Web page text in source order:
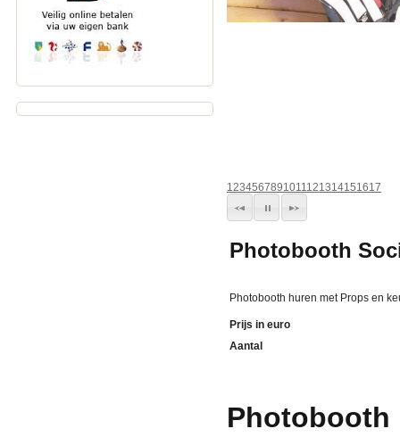
1234567891011121314151617
Photobooth
Photobooth huren met Props en
Prijs in euro
Aantal